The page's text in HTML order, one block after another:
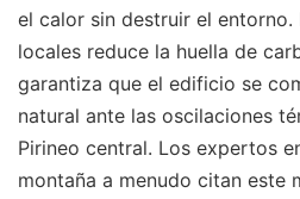
el calor sin destruir el entorno.
locales reduce la huella de
garantiza que el edificio se
natural ante las oscilaciones
Pirineo central. Los expertos
montaña a menudo citan este